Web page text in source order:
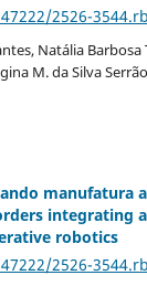
2526-
Natália Barbosa
M. da Silva Serrão
manufatura
integrating
robotics
2526-